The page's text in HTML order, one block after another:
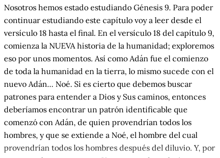
Nosotros hemos estado estudiando Génesis 9. Para poder
continuar estudiando este capítulo voy a leer desde el
versículo 18 hasta el ﬁnal. En el versículo 18 del capítulo 9,
comienza la NUEVA historia de la humanidad; exploremos
eso por unos momentos. Así como Adán fue el comienzo
de toda la humanidad en la tierra, lo mismo sucede con el
nuevo Adán… Noé. Si es cierto que debemos buscar
patrones para entender a Dios y Sus caminos, entonces
deberíamos encontrar un patrón identificable que
comenzó con Adán, de quien provendrían todos los
hombres, y que se extiende a Noé, el hombre del cual
provendrían todos los hombres después del diluvio. Y, por